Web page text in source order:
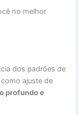
no melhor
dos padrões de
ajuste de
profundo e